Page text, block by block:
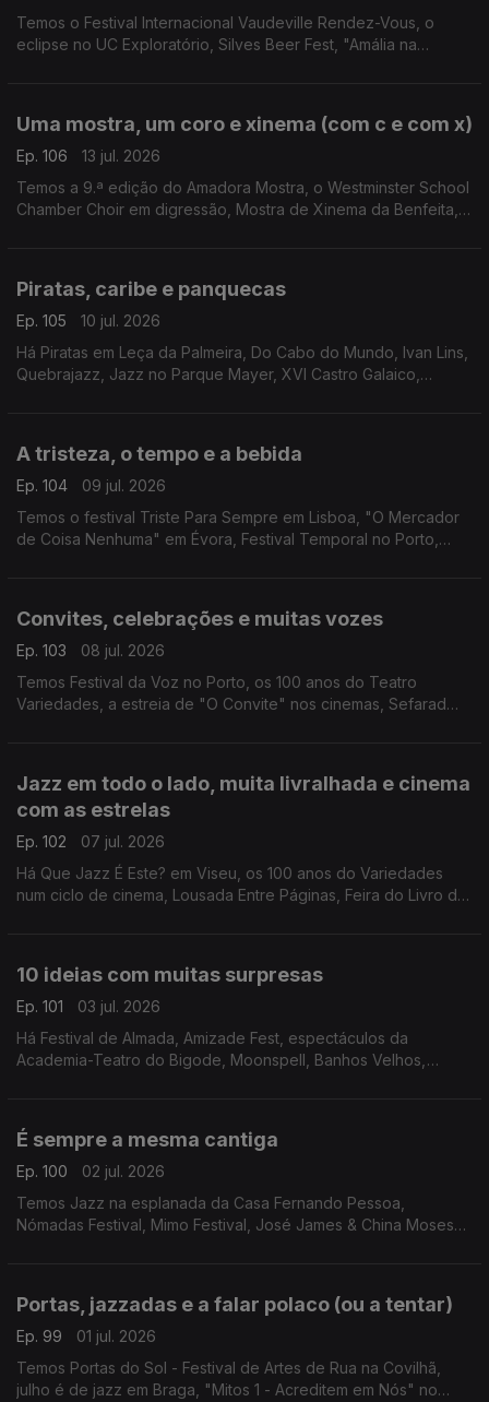
Temos o Festival Internacional Vaudeville Rendez-Vous, o
eclipse no UC Exploratório, Silves Beer Fest, "Amália na
Uma mostra, um coro e xinema (com c e com x)
Ep. 106
13 jul. 2026
Temos a 9.ª edição do Amadora Mostra, o Westminster School
Chamber Choir em digressão, Mostra de Xinema da Benfeita,
Piratas, caribe e panquecas
Ep. 105
10 jul. 2026
Há Piratas em Leça da Palmeira, Do Cabo do Mundo, Ivan Lins,
Quebrajazz, Jazz no Parque Mayer, XVI Castro Galaico,
A tristeza, o tempo e a bebida
Ep. 104
09 jul. 2026
Temos o festival Triste Para Sempre em Lisboa, "O Mercador
de Coisa Nenhuma" em Évora, Festival Temporal no Porto,
Convites, celebrações e muitas vozes
Ep. 103
08 jul. 2026
Temos Festival da Voz no Porto, os 100 anos do Teatro
Variedades, a estreia de "O Convite" nos cinemas, Sefarad
Jazz em todo o lado, muita livralhada e cinema
com as estrelas
Ep. 102
07 jul. 2026
Há Que Jazz É Este? em Viseu, os 100 anos do Variedades
num ciclo de cinema, Lousada Entre Páginas, Feira do Livro de
10 ideias com muitas surpresas
Ep. 101
03 jul. 2026
Há Festival de Almada, Amizade Fest, espectáculos da
Academia-Teatro do Bigode, Moonspell, Banhos Velhos,
É sempre a mesma cantiga
Ep. 100
02 jul. 2026
Temos Jazz na esplanada da Casa Fernando Pessoa,
Nómadas Festival, Mimo Festival, José James & China Moses
Portas, jazzadas e a falar polaco (ou a tentar)
Ep. 99
01 jul. 2026
Temos Portas do Sol - Festival de Artes de Rua na Covilhã,
julho é de jazz em Braga, "Mitos 1 - Acreditem em Nós" no